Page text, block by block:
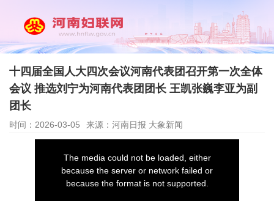
十四届全国人大四次会议河南代表团召开第一次全体
会议 推选刘宁为河南代表团团长 王凯张巍李亚为副
团长
时间：2026-03-05 来源：河南日报 大象新闻